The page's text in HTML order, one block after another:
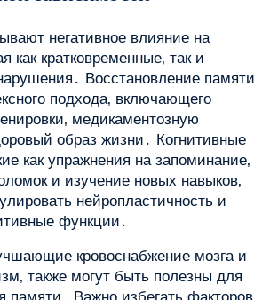
негативное влияние на
как кратковременные‚ так и
Восстановление памяти
подхода‚ включающего
медикаментозную
образ жизни․ Когнитивные
как упражнения на запоминание‚
и изучение новых навыков‚
нейропластичность и
функции․
кровоснабжение мозга и
также могут быть полезны для